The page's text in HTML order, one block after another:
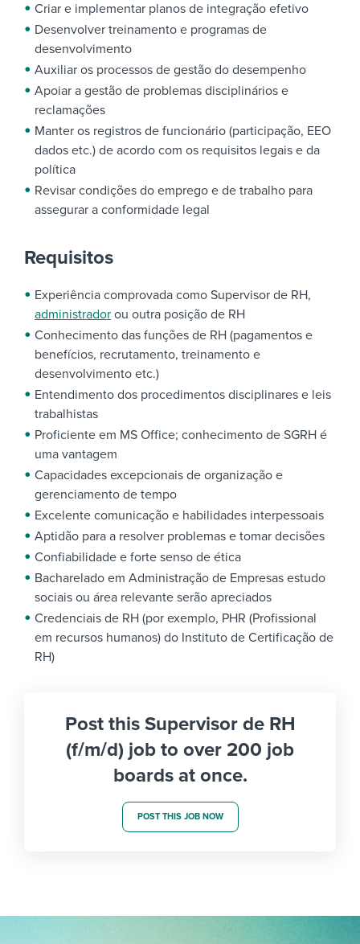
Criar e implementar planos de integração efetivo
Desenvolver treinamento e programas de
desenvolvimento
Auxiliar os processos de gestão do desempenho
Apoiar a gestão de problemas disciplinários e
reclamações
Manter os registros de funcionário (participação, EEO
dados etc.) de acordo com os requisitos legais e da
política
Revisar condições do emprego e de trabalho para
assegurar a conformidade legal
Requisitos
Experiência comprovada como Supervisor de RH,
administrador ou outra posição de RH
Conhecimento das funções de RH (pagamentos e
benefícios, recrutamento, treinamento e
desenvolvimento etc.)
Entendimento dos procedimentos disciplinares e leis
trabalhistas
Proficiente em MS Office; conhecimento de SGRH é
uma vantagem
Capacidades excepcionais de organização e
gerenciamento de tempo
Excelente comunicação e habilidades interpessoais
Aptidão para a resolver problemas e tomar decisões
Confiabilidade e forte senso de ética
Bacharelado em Administração de Empresas estudo
sociais ou área relevante serão apreciados
Credenciais de RH (por exemplo, PHR (Profissional
em recursos humanos) do Instituto de Certificação de
RH)
Post this Supervisor de RH
(f/m/d) job to over 200 job
boards at once.
POST THIS JOB NOW